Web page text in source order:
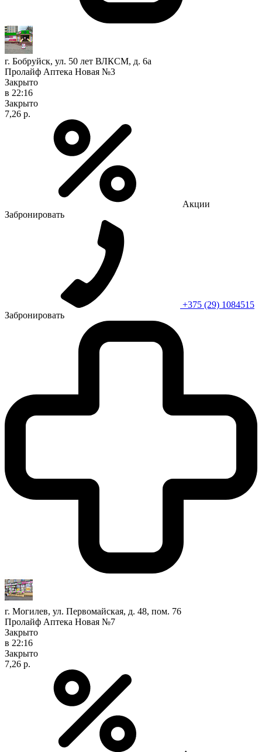
г. Бобруйск, ул. 50 лет ВЛКСМ, д. 6а
Пролайф Аптека Новая №3
Закрыто
в 22:16
Закрыто
7,26 р.
Акции
Забронировать
+375 (29) 1084515
Забронировать
г. Могилев, ул. Первомайская, д. 48, пом. 76
Пролайф Аптека Новая №7
Закрыто
в 22:16
Закрыто
7,26 р.